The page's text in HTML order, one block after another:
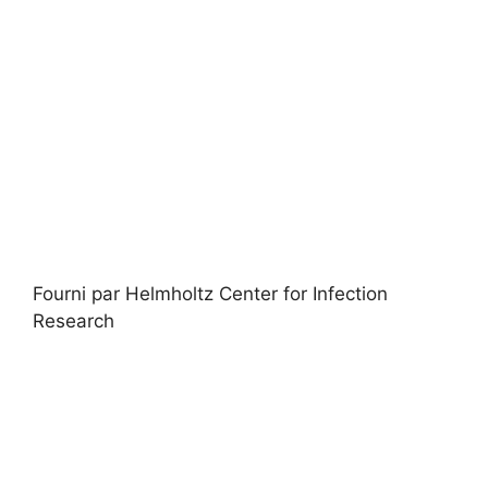
Fourni par Helmholtz Center for Infection
Research